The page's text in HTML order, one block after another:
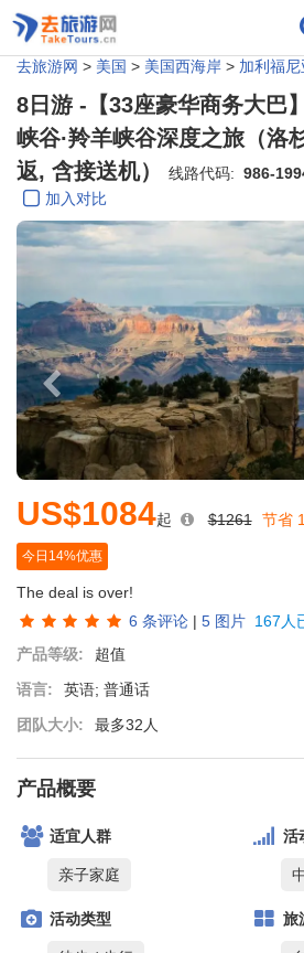
去旅游网 > 美国 > 美国西海岸 > 加利福尼
8日游 -【33座豪华商务大巴
峡谷·羚羊峡谷深度之旅（洛
返, 含接送机）
线路代码: 986-
加入对比
US$1084起 $1261 节省
今日14%优惠
The deal is over!
6 条评论 | 5 图片 167人
产品等级:
超值
语言:
英语; 普通话
团队大小:
最多32人
产品概要
适宜人群
亲子家庭
活
活动类型 旅